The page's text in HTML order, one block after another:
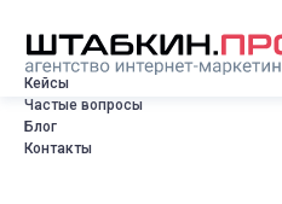
Кейсы
Частые вопросы
Блог
Контакты